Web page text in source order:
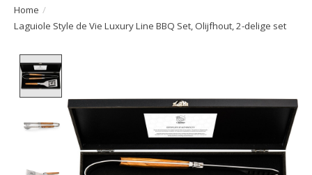
Home /
Laguiole Style de Vie Luxury Line BBQ Set, Olijfhout, 2-delige set